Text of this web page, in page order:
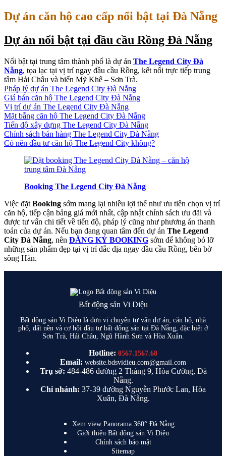
Dự án căn hộ cao cấp nổi bật tại Đà Nẵng
Dự án nổi bật tại đầu cầu Rồng Đà Nẵng
Nổi bật tại trung tâm thành phố là dự án The Legend City Đà
Nẵng, tọa lạc tại vị trí ngay đầu cầu Rồng, kết nối trực tiếp trung
tâm Hải Châu và biển Mỹ Khê – Sơn Trà.
Pháp lý dự án The Legend City Đà Nẵng
Giá bán căn hộ The Legend City Đà Nẵng
Vị trí dự án The Legend City Đà Nẵng
Mặt bằng căn hộ The Legend City Đà Nẵng
Tiến độ xây dựng The Legend City Đà Nẵng
Chính sách bán hàng The Legend City Đà Nẵng
Có nên đầu tư căn hộ The Legend City không?
Booking The Legend City Đà Nẵng
Việc đặt Booking sớm mang lại nhiều lợi thế như ưu tiên chọn vị trí
căn hộ, tiếp cận bảng giá mới nhất, cập nhật chính sách ưu đãi và
được tư vấn chi tiết về tiến độ, pháp lý cũng như phương án thanh
toán của dự án. Nếu bạn đang quan tâm đến dự án The Legend
City Đà Nẵng, nên ĐĂNG KÝ BOOKING sớm để không bỏ lỡ
những sản phẩm đẹp tại vị trí đắc địa ngay đầu cầu Rồng, bên bờ
sông Hàn.
Bất động sản Vi Diệu
Bất động sản Vi Diệu là đơn vị chuyên tư vấn dự án, căn hộ, nhà
phố, đất nền và cơ hội đầu tư bất động sản tại Đà Nẵng, đặc biệt ở
Sơn Trà, Hải Châu, Ngũ Hành Sơn và Hòa Xuân.
Hotline: 0567.1567.68
Email: website.bdsvidieu.com@gmail.com
Trụ sở: 484-486 đường 2 Tháng 9, Hòa Cường, Đà
Nẵng.
Chi nhánh: 37-39 đường Nguyễn Phước Lan, Hòa
Xuân, Đà Nẵng.
Xem view Panorama 360° Đà Nẵng
Giới thiệu Bất động sản Vi Diệu
Chính sách bảo mật
Sitemap